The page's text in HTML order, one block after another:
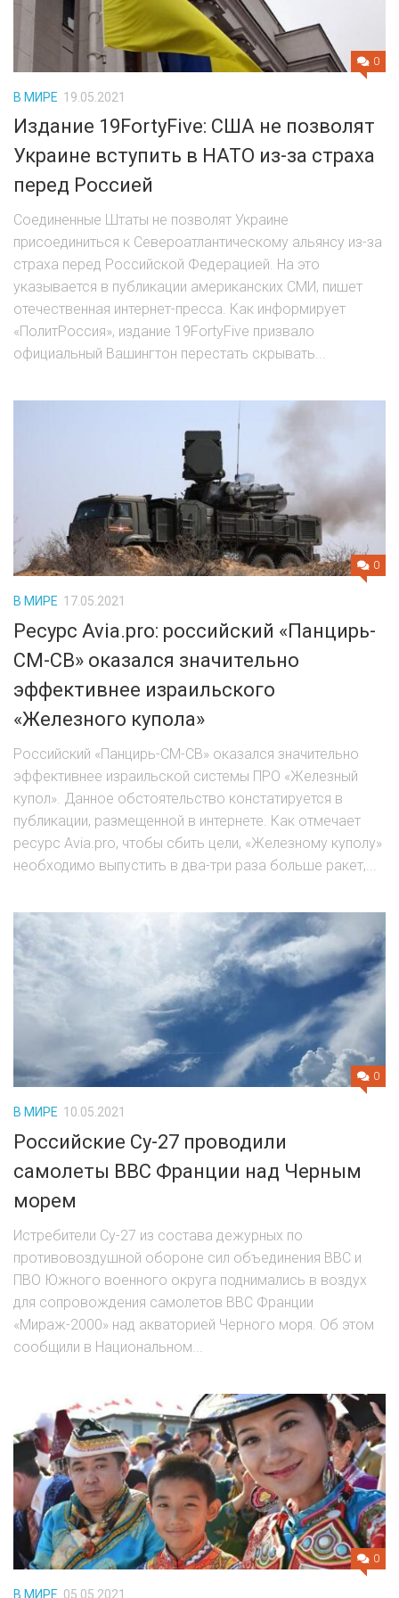
ШОУ БИЗНЕС
ШПИОНАЖ
ЭКОНОМИКА
ОНЛАЙН КАРТА КОРОНАВИРУСА
КОНТАКТЫ
ЛЕНТА
0
В МИРЕ 19.05.2021
Издание 19FortyFive: США не позволят
Украине вступить в НАТО из-за страха
перед Россией
Соединенные Штаты не позволят Украине
присоединиться к Североатлантическому альянсу из-за
страха перед Российской Федерацией. На это
указывается в публикации американских СМИ, пишет
отечественная интернет-пресса. Как информирует
«ПолитРоссия», издание 19FortyFive призвало
официальный Вашингтон перестать скрывать...
0
В МИРЕ 17.05.2021
Ресурс Avia.pro: российский «Панцирь-
СМ-СВ» оказался значительно
эффективнее израильского
«Железного купола»
Российский «Панцирь-СМ-СВ» оказался значительно
эффективнее израильской системы ПРО «Железный
купол». Данное обстоятельство констатируется в
публикации, размещенной в интернете. Как отмечает
ресурс Avia.pro, чтобы сбить цели, «Железному куполу»
необходимо выпустить в два-три раза больше ракет,...
0
В МИРЕ 10.05.2021
Российские Су-27 проводили
самолеты ВВС Франции над Черным
морем
Истребители Су-27 из состава дежурных по
противовоздушной обороне сил объединения ВВС и
ПВО Южного военного округа поднимались в воздух
для сопровождения самолетов ВВС Франции
«Мираж-2000» над акваторией Черного моря. Об этом
сообщили в Национальном...
0
В МИРЕ 05.05.2021